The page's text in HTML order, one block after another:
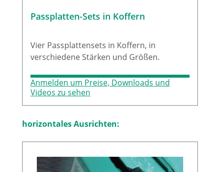
Passplatten-Sets in Koffern
Vier Passplattensets in Koffern, in
verschiedene Stärken und Größen.
Anmelden um Preise, Downloads und
Videos zu sehen
Produktgalerie überspringen
horizontales Ausrichten: